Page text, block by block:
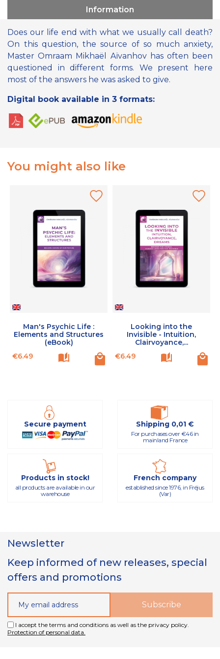
Information
Does our life end with what we usually call death?
On this question, the source of so much anxiety,
Master Omraam Mikhaël Aïvanhov has often been
questioned in different forms. We present here
most of the answers he was asked to give.
Digital book available in 3 formats:
You might also like
Man's Psychic Life :
Elements and Structures
(eBook)
Price
€6.49
Looking into the
Invisible - Intuition,
Clairvoyance,...
Price
€6.49
Secure payment Shipping 0,01 €
For purchases over €46 in
mainland France
Products in stock!
all products are available in our
warehouse
French company
established since 1976, in Fréjus
(Var)
Newsletter
Keep informed of new releases, special
offers and promotions
I accept the terms and conditions as well as the privacy policy.
Protection of personal data.